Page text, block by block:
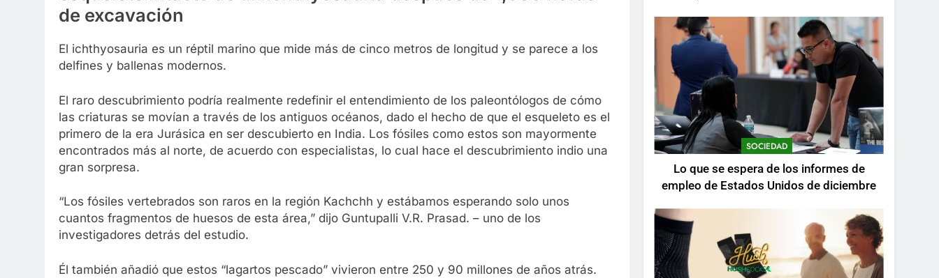
de excavación
El ichthyosauria es un réptil marino que mide más de cinco metros de longitud y se parece a los
delfines y ballenas modernos.
El raro descubrimiento podría realmente redefinir el entendimiento de los paleontólogos de cómo
las criaturas se movían a través de los antiguos océanos, dado el hecho de que el esqueleto es el
primero de la era Jurásica en ser descubierto en India. Los fósiles como estos son mayormente
encontrados más al norte, de acuerdo con especialistas, lo cual hace el descubrimiento indio una
gran sorpresa.
“Los fósiles vertebrados son raros en la región Kachchh y estábamos esperando solo unos
cuantos fragmentos de huesos de esta área,” dijo Guntupalli V.R. Prasad. – uno de los
investigadores detrás del estudio.
Él también añadió que estos “lagartos pescado” vivieron entre 250 y 90 millones de años atrás.
SOCIEDAD
Lo que se espera de los informes de
empleo de Estados Unidos de diciembre